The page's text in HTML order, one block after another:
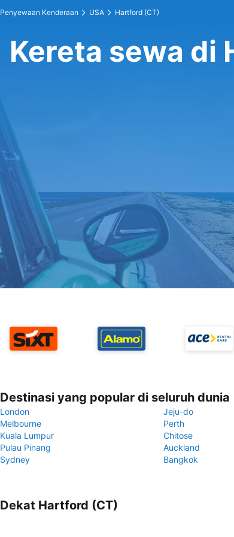
Penyewaan Kenderaan USA Hartford (CT)
Kereta sewa di
Destinasi yang popular di seluruh dunia
London
Jeju-do
Melbourne
Perth
Kuala Lumpur
Chitose
Pulau Pinang
Auckland
Sydney
Bangkok
Dekat Hartford (CT)